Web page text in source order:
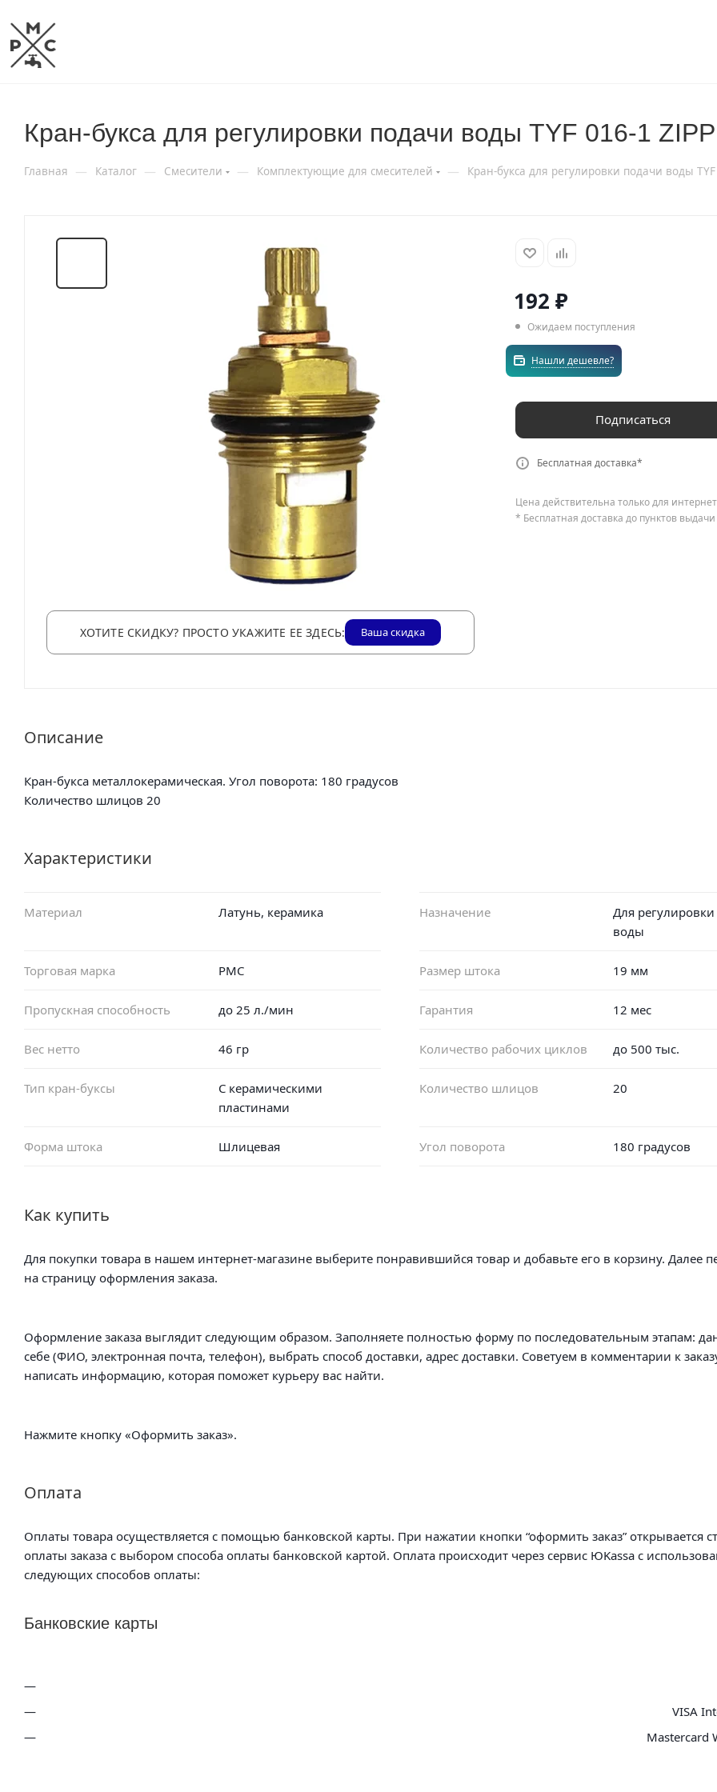
Кран-букса для регулировки подачи воды TYF 016-1 ZIPP
Главная — Каталог — Смесители — Комплектующие для смесителей — Кран-букса для регулировки подачи воды
ХОТИТЕ СКИДКУ? ПРОСТО УКАЖИТЕ ЕЕ ЗДЕСЬ: Ваша скидка
192 ₽
Ожидаем поступления
Нашли дешевле?
Подписаться
Бесплатная доставка*
Цена действительна только для
* Бесплатная доставка до пунктов выдачи
Описание
Кран-букса металлокерамическая. Угол поворота: 180 градусов
Количество шлицов 20
Характеристики
Материал Латунь, керамика Назначение
Для
воды
Торговая марка РМС Размер штока 19 мм
Пропускная способность до 25 л./мин Гарантия 12 мес
Вес нетто 46 гр Количество рабочих циклов до 500 тыс.
Тип кран-буксы
С керамическими
пластинами
Количество шлицов 20
Форма штока Шлицевая Угол поворота 180 градусов
Как купить
Для покупки товара в нашем интернет-магазине выберите понравившийся товар и добавьте его в корзину. Далее
на страницу оформления заказа.
Оформление заказа выглядит следующим образом. Заполняете полностью форму по последовательным этапам:
себе (ФИО, электронная почта, телефон), выбрать способ доставки, адрес доставки. Советуем в комментарии к
написать информацию, которая поможет курьеру вас найти.
Нажмите кнопку «Оформить заказ».
Оплата
Оплаты товара осуществляется с помощью банковской карты. При нажатии кнопки “оформить заказ” открывается
оплаты заказа с выбором способа оплаты банковской картой. Оплата происходит через сервис ЮKassa с
следующих способов оплаты:
Банковские карты
VISA
Mastercard